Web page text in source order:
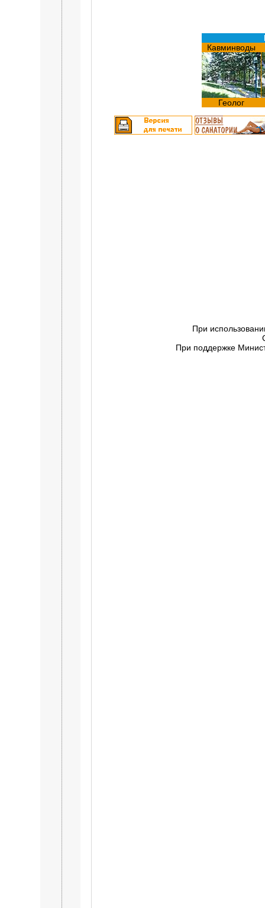
Кавминводы
Геолог
При
При поддержке